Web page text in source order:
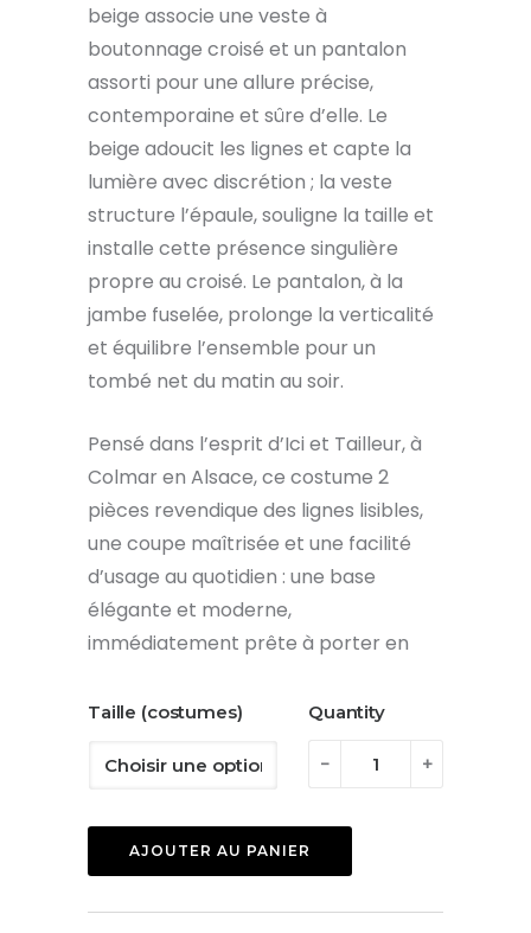
beige associe une veste à
boutonnage croisé et un pantalon
assorti pour une allure précise,
contemporaine et sûre d’elle. Le
beige adoucit les lignes et capte la
lumière avec discrétion ; la veste
structure l’épaule, souligne la taille et
installe cette présence singulière
propre au croisé. Le pantalon, à la
jambe fuselée, prolonge la verticalité
et équilibre l’ensemble pour un
tombé net du matin au soir.
Pensé dans l’esprit d’Ici et Tailleur, à
Colmar en Alsace, ce costume 2
pièces revendique des lignes lisibles,
une coupe maîtrisée et une facilité
d’usage au quotidien : une base
élégante et moderne,
immédiatement prête à porter en
Taille (costumes) Quantity
-
quantité
Costume
deux
+
AJOUTER AU PANIER